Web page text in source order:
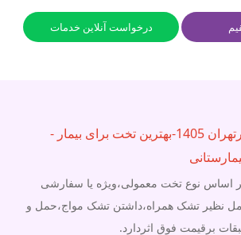
درخواست آنلاین خدمات
هزینه اجاره تخت درتهران 1405-بهترین تخت برای بیمار -
اساس نوع تخت معمولی،ویژه یا سفارشی
نظیر تشک همراه،داشتن تشک مواج،حمل و
برقیمت فوق اثردارد.